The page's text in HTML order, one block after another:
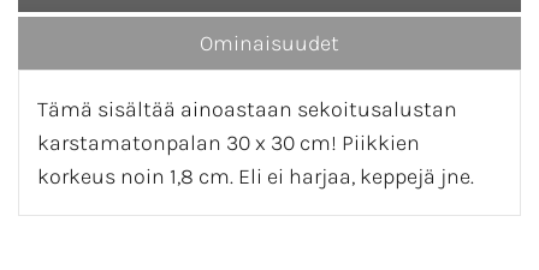
Ominaisuudet
Tämä sisältää ainoastaan sekoitusalustan
karstamatonpalan 30 x 30 cm! Piikkien
korkeus noin 1,8 cm. Eli ei harjaa, keppejä jne.